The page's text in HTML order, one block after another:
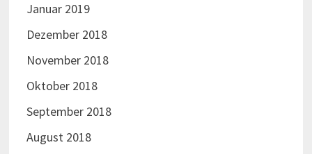
Januar 2019
Dezember 2018
November 2018
Oktober 2018
September 2018
August 2018